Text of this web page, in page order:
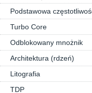
Podstawowa
Turbo Core
Odblokowany mnożnik
Architektura (rdzeń)
Litografia
TDP